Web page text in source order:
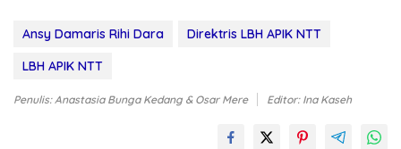
Ansy Damaris Rihi Dara
Direktris LBH APIK NTT
LBH APIK NTT
Penulis: Anastasia Bunga Kedang & Osar Mere Editor: Ina Kaseh